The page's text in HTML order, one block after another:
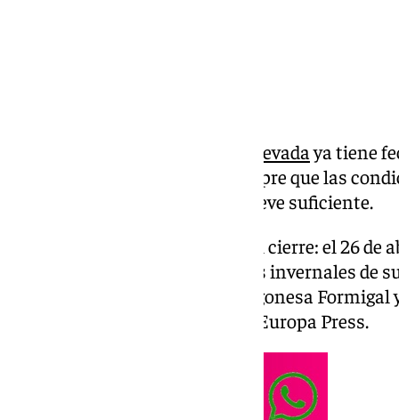
Sierra Nevadaya tiene
próximo 29 de noviembre, siempre que las
acompañen para contar con nieve suficiente.
También tiene previsión para el cierre: el 26 de
tarde que la mayoría de recintos invernales de
catalana Baqueira Beret, la aragonesa
según ha indicado a la agencia Europa Press.